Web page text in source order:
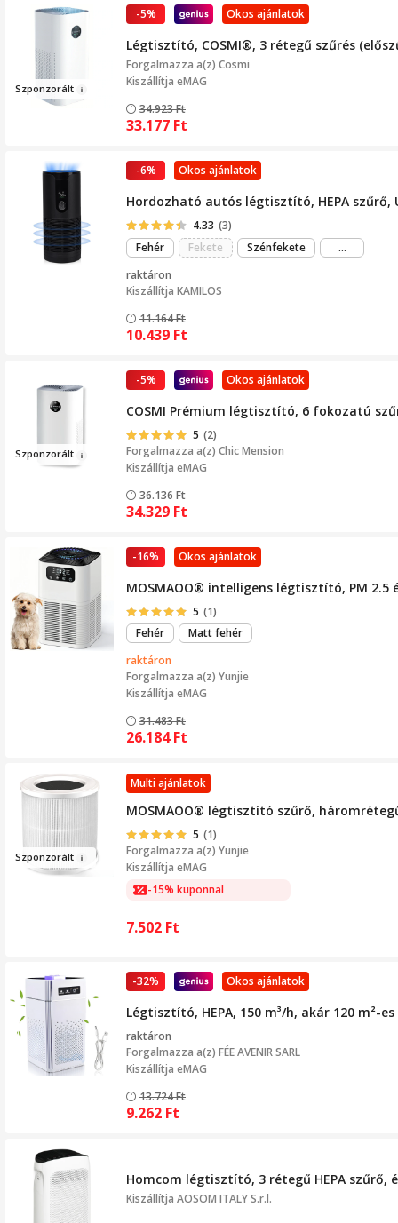
Szponzorált
Okos ajánlatok
-5%
Légtisztító, COSMI®, 3 rétegű szűrés
Forgalmazza a(z) Cosmi
Kiszállítja eMAG
34.923Ft
33.177 Ft
Okos ajánlatok
-6%
Hordozható autós légtisztító, HEPA
4.33 (3)
Fehér
Fekete Szénfekete ...még
raktáron
Kiszállítja KAMILOS
11.164Ft
10.439 Ft
Szponzorált
Okos ajánlatok
-5%
COSMI Prémium légtisztító, 6 fokozatú
5 (2)
Forgalmazza a(z) Chic Mension
Kiszállítja eMAG
36.136Ft
34.329 Ft
Okos ajánlatok
-16%
MOSMAOO® intelligens légtisztító, PM 2.5
5 (1)
Fehér
Matt fehér
raktáron
Forgalmazza a(z) Yunjie
Kiszállítja eMAG
31.483Ft
26.184Ft
Szponzorált
Multi ajánlatok
MOSMAOO® légtisztító szűrő,
5 (1)
Forgalmazza a(z) Yunjie
Kiszállítja eMAG
-15% kuponnal
7.502 Ft
Okos ajánlatok
-32%
Légtisztító, HEPA, 150 m³/h, akár 120 m²-
raktáron
Forgalmazza a(z) FÉE AVENIR SARL
Kiszállítja eMAG
13.724Ft
9.262 Ft
Homcom légtisztító, 3 rétegű HEPA szűrő,
Kiszállítja AOSOM ITALY S.r.l.